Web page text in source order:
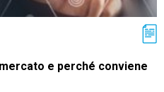
e perché conviene